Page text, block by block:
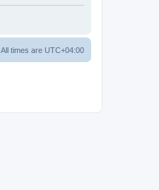
All times are UTC+04:00